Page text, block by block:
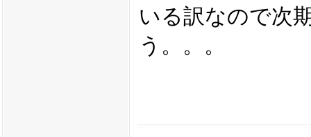
いる訳なので次
う。。。